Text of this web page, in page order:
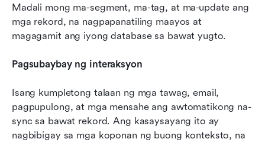
Madali mong ma-segment, ma-tag, at ma-update ang
mga rekord, na nagpapanatiling maayos at
magagamit ang iyong database sa bawat yugto.
Pagsubaybay ng interaksyon
Isang kumpletong talaan ng mga tawag, email,
pagpupulong, at mga mensahe ang awtomatikong na-
sync sa bawat rekord. Ang kasaysayang ito ay
nagbibigay sa mga koponan ng buong konteksto, na